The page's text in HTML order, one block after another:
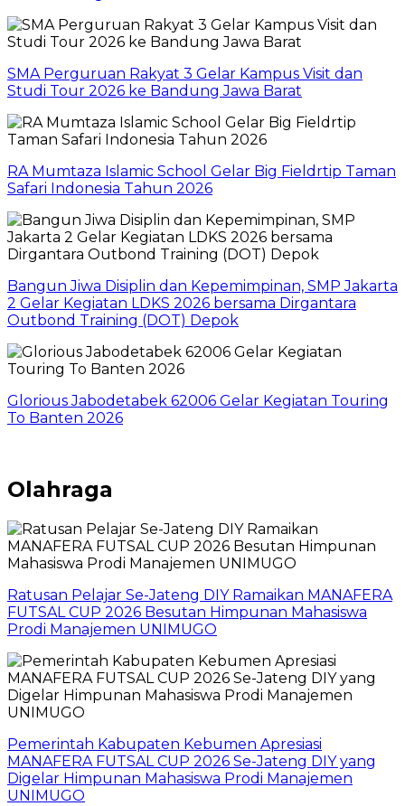
SMA Perguruan Rakyat 3 Gelar Kampus Visit dan
Studi Tour 2026 ke Bandung Jawa Barat
RA Mumtaza Islamic School Gelar Big Fieldrtip Taman
Safari Indonesia Tahun 2026
Bangun Jiwa Disiplin dan Kepemimpinan, SMP Jakarta
2 Gelar Kegiatan LDKS 2026 bersama Dirgantara
Outbond Training (DOT) Depok
Glorious Jabodetabek 62006 Gelar Kegiatan Touring
To Banten 2026
Olahraga
Ratusan Pelajar Se-Jateng DIY Ramaikan MANAFERA
FUTSAL CUP 2026 Besutan Himpunan Mahasiswa
Prodi Manajemen UNIMUGO
Pemerintah Kabupaten Kebumen Apresiasi
MANAFERA FUTSAL CUP 2026 Se-Jateng DIY yang
Digelar Himpunan Mahasiswa Prodi Manajemen
UNIMUGO